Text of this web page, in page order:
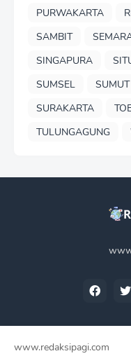
PURWAKARTA
SAMBIT
SINGAPURA
SUMSEL
SUMUT
SURAKARTA
TULUNGAGUNG
Home Tentang Kami
www.redaksipagi.com